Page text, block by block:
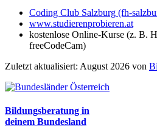
Coding Club Salzburg (fh-
www.studierenprobieren.at
kostenlose Online-Kurse (z. B.
freeCodeCam)
Zuletzt aktualisiert: August 2026 von
Bildungsberatung in
deinem Bundesland